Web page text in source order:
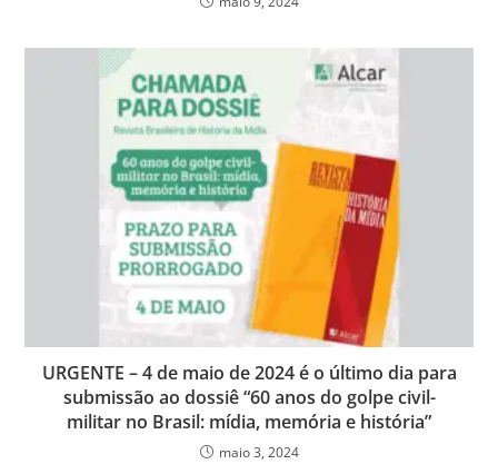
URGENTE – 4 de maio de 2024 é o último dia para
submissão ao dossiê “60 anos do golpe civil-
militar no Brasil: mídia, memória e história”
maio 3, 2024